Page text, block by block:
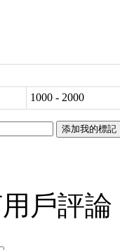
1000 - 2000
戶評論